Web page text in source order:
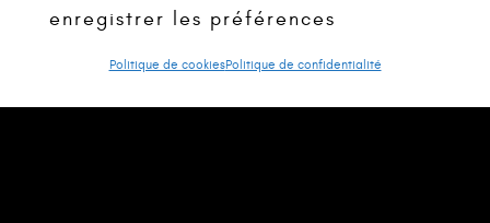
enregistrer les préférences
Politique de cookiesPolitique de confidentialité